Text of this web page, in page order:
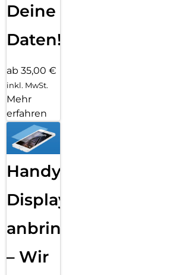
Deine
Daten!
ab 35,00 €
inkl. MwSt.
Mehr
erfahren
Handy
Displayfolie
anbringen
– Wir